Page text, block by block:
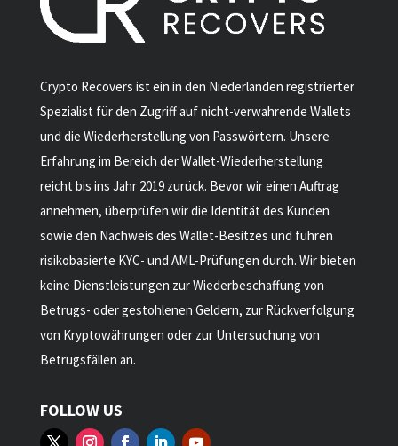
Crypto Recovers ist ein in den Niederlanden registrierter
Spezialist für den Zugriff auf nicht-verwahrende Wallets
und die Wiederherstellung von Passwörtern. Unsere
Erfahrung im Bereich der Wallet-Wiederherstellung
reicht bis ins Jahr 2019 zurück. Bevor wir einen Auftrag
annehmen, überprüfen wir die Identität des Kunden
sowie den Nachweis des Wallet-Besitzes und führen
risikobasierte KYC- und AML-Prüfungen durch. Wir bieten
keine Dienstleistungen zur Wiederbeschaffung von
Betrugs- oder gestohlenen Geldern, zur Rückverfolgung
von Kryptowährungen oder zur Untersuchung von
Betrugsfällen an.
FOLLOW US